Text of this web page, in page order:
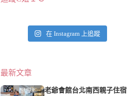
在 Instagram 上追蹤
最新文章
老爺會館台北南西親子住宿